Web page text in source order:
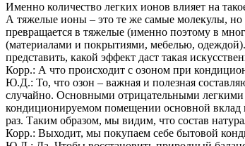
Именно количество легких ионов влияет на
А тяжелые ионы – это те же самые молекулы, но
превращается в тяжелые (именно поэтому в
(материалами и покрытиями, мебелью,
представить, какой эффект даст такая
Корр.: А что происходит с озоном при
Ю.Д.: То, что озон – важная и полезная
случайно. Основными отрицательными
кондиционируемом помещении основной вклад
раз. Таким образом, мы видим, что состав
Корр.: Выходит, мы покупаем себе бытовой